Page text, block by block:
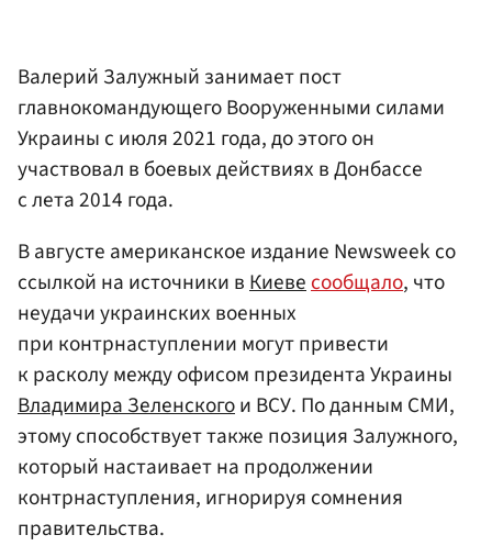
Валерий Залужный занимает пост
главнокомандующего Вооруженными силами
Украины с июля 2021 года, до этого он
участвовал в боевых действиях в Донбассе
с лета 2014 года.
В августе американское издание Newsweek со
ссылкой на источники вКиевесообщало, что
неудачи украинских военных
при контрнаступлении могут привести
к расколу между офисом президента Украины
Владимира Зеленскогои ВСУ. По данным СМИ,
этому способствует также позиция Залужного,
который настаивает на продолжении
контрнаступления, игнорируя сомнения
правительства.